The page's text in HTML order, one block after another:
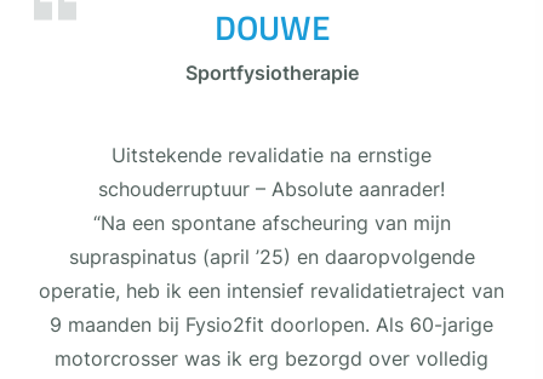
DOUWE
Sportfysiotherapie
Uitstekende revalidatie na ernstige
schouderruptuur – Absolute aanrader!
“Na een spontane afscheuring van mijn
supraspinatus (april ’25) en daaropvolgende
operatie, heb ik een intensief revalidatietraject van
9 maanden bij Fysio2fit doorlopen. Als 60-jarige
motorcrosser was ik erg bezorgd over volledig